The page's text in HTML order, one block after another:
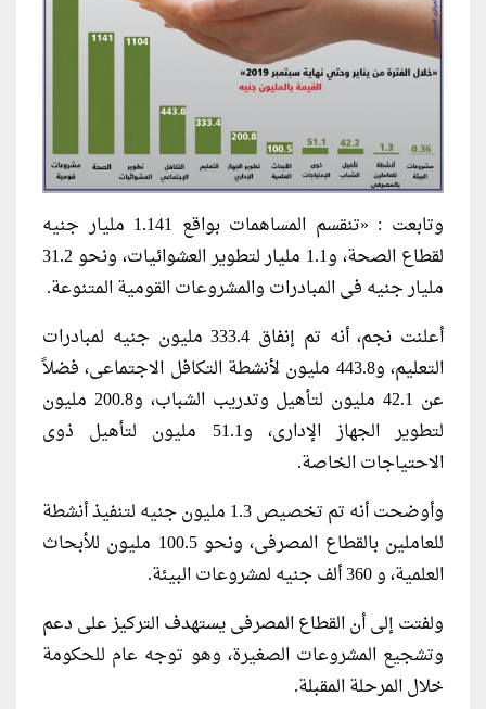
وتابعت : «تنقسم المساهمات بواقع 1.141 مليار جنيه
لقطاع الصحة، و1.1 مليار لتطوير العشوائيات، ونحو 31.2
مليار جنيه فى المبادرات والمشروعات القومية المتنوعة.
أعلنت نجم، أنه تم إنفاق 333.4 مليون جنيه لمبادرات
التعليم، و443.8 مليون لأنشطة التكافل الاجتماعى، فضلاً
عن 42.1 مليون لتأهيل وتدريب الشباب، و200.8 مليون
لتطوير الجهاز الإدارى، و51.1 مليون لتأهيل ذوى
الاحتياجات الخاصة.
وأوضحت أنه تم تخصيص 1.3 مليون جنيه لتنفيذ أنشطة
للعاملين بالقطاع المصرفى، ونحو 100.5 مليون للأبحاث
العلمية، و 360 ألف جنيه لمشروعات البيئة.
ولفتت إلى أن القطاع المصرفى يستهدف التركيز على دعم
وتشجيع المشروعات الصغيرة، وهو توجه عام للحكومة
خلال المرحلة المقبلة.